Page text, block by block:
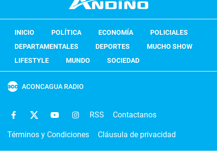
INICIO POLÍTICA ECONOMÍA
POLICIALES
DEPARTAMENTALES
DEPORTES
MUCHO SHOW
LIFESTYLE
MUNDO SOCIEDAD
ACONCAGUA RADIO
RSS Contactanos
Términos y Condiciones Cláusula de privacidad